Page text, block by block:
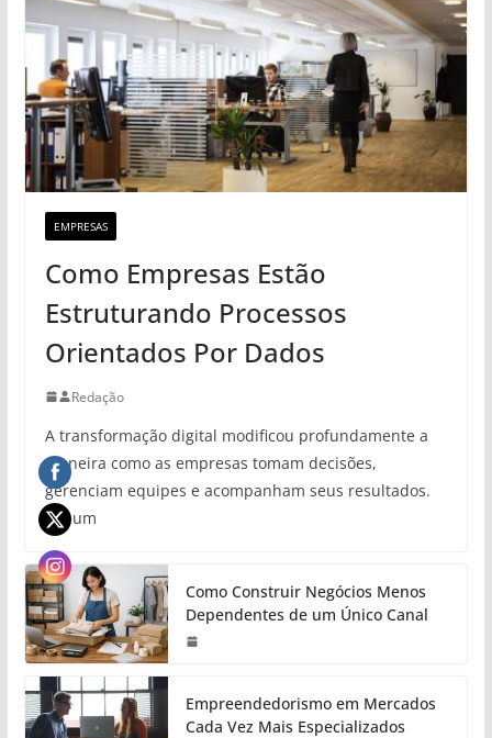
EMPRESAS
Como Empresas Estão
Estruturando Processos
Orientados Por Dados
Redação
A transformação digital modificou profundamente a
maneira como as empresas tomam decisões,
gerenciam equipes e acompanham seus resultados.
Em um
Como Construir Negócios Menos
Dependentes de um Único Canal
Empreendedorismo em Mercados
Cada Vez Mais Especializados